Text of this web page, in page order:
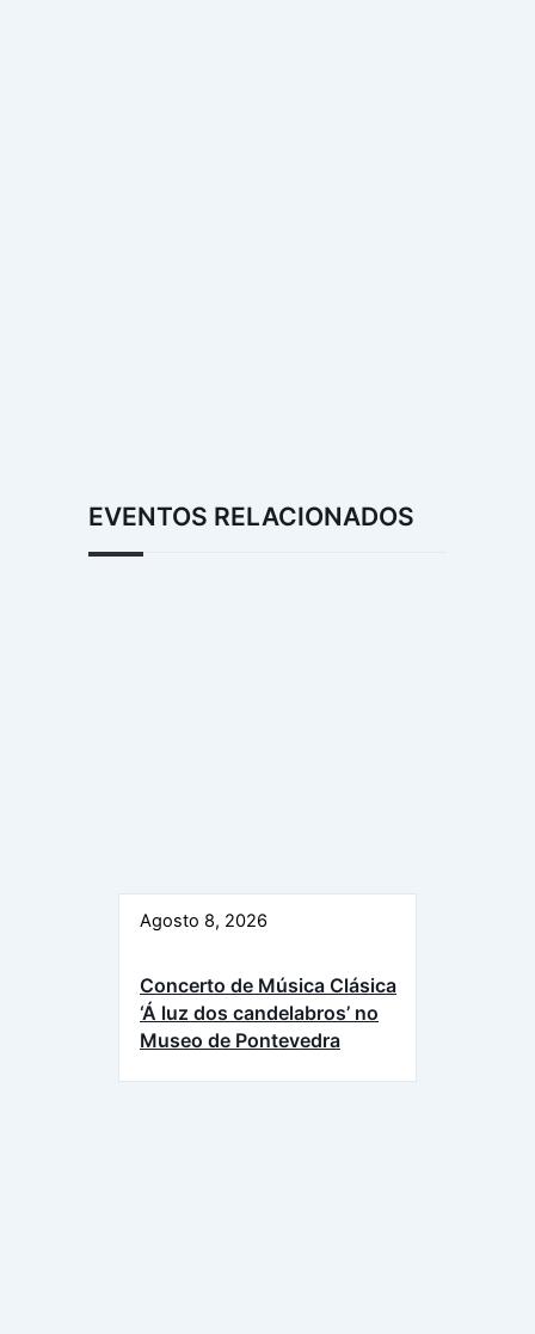
EVENTOS RELACIONADOS
Agosto 8, 2026
Concerto de Música Clásica
‘Á luz dos candelabros’ no
Museo de Pontevedra